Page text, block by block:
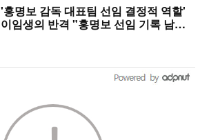
'홍명보 감독 대표팀 선임 결정적 역할'
이임생의 반격 "홍명보 선임 기록 남아